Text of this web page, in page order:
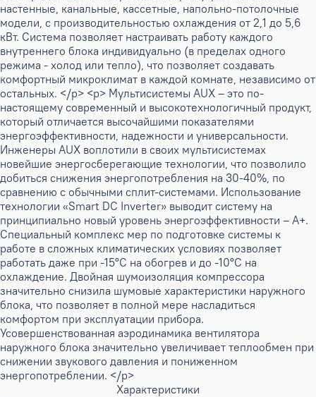
настенные, канальные, кассетные, напольно-потолочные
модели, с производительностью охлаждения от 2,1 до 5,6
кВт. Система позволяет настраивать работу каждого
внутреннего блока индивидуально (в пределах одного
режима - холод или тепло), что позволяет создавать
комфортный микроклимат в каждой комнате, независимо от
остальных. </p> <p> Мультисистемы AUX – это по-
настоящему современный и высокотехнологичный продукт,
который отличается высочайшими показателями
энергоэффективности, надежности и универсальности.
Инженеры AUX воплотили в своих мультисистемах
новейшие энергосберегающие технологии, что позволило
добиться снижения энергопотребления на 30-40%, по
сравнению с обычными сплит-системами. Использование
технологии «Smart DC Inverter» выводит систему на
принципиально новый уровень энергоэффективности – А+.
Специальный комплекс мер по подготовке системы к
работе в сложных климатических условиях позволяет
работать даже при -15°C на обогрев и до -10°C на
охлаждение. Двойная шумоизоляция компрессора
значительно снизила шумовые характеристики наружного
блока, что позволяет в полной мере насладиться
комфортом при эксплуатации прибора.
Усовершенствованная аэродинамика вентилятора
наружного блока значительно увеличивает теплообмен при
снижении звукового давления и пониженном
энергопотреблении. </p>
Характеристики